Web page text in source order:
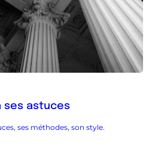
ses astuces
ses méthodes, son style.